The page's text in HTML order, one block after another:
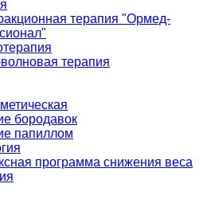
терапия "Ормед-
терапия
бородавок
папиллом
программа снижения веса